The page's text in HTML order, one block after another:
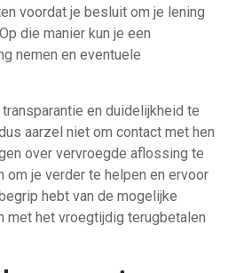
voordat je besluit om je lening
die manier kun je een
nemen en eventuele
en duidelijkheid te
aarzel niet om contact met hen
over vervroegde aflossing te
om je verder te helpen en ervoor
hebt van de mogelijke
met het vroegtijdig terugbetalen